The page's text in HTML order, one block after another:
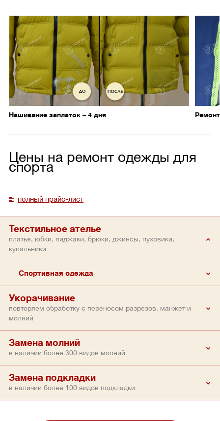
Нашивание заплаток – 4 дня
Цены на ремонт одежды для
спорта
полный прайс-лист
Текстильное ателье
платья, юбки, пиджаки, брюки, джинсы, пуховики,
купальники
Спортивная одежда
Укорачивание
повторяем обработку с переносом разрезов, манжет и
молний
Замена молний
в наличии более 300 видов молний
Замена подкладки
в наличии более 100 видов подкладки